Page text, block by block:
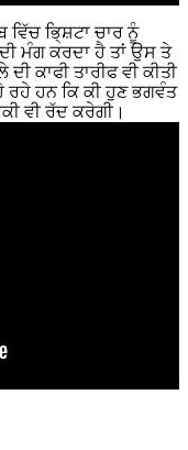
ਵਿੱਚ ਭਿ੍ਸ਼ਟਾ ਚਾਰ ਨੂੰ
ਮੰਗ ਕਰਦਾ ਹੈ ਤਾਂ ਉਸ ਤੇ
ਕਾਫੀ ਤਾਰੀਫ ਵੀ ਕੀਤੀ
ਰਹੇ ਹਨ ਕਿ ਕੀ ਹੁਣ ਭਗਵੰਤ
ਵੀ ਰੱਦ ਕਰੇਗੀ।